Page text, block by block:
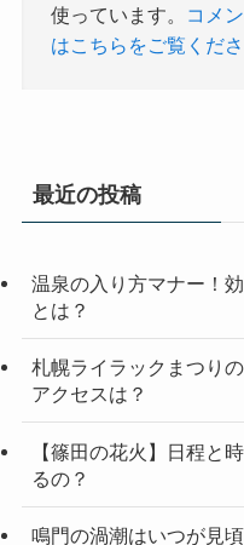
使っています。
コメ
はこちらをご覧くだ
最近の投稿
温泉の入り方マナー！
とは？
札幌ライラックまつり
アクセスは？
【篠田の花火】日程と
るの？
鳴門の渦潮はいつが見